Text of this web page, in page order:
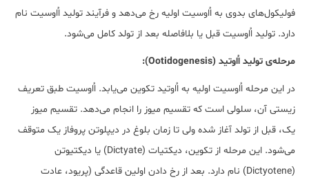
فولیکول‌های بدوی به اُاوسیت اولیه رخ می‌دهد و فرآیند تولید اُاوسیت نام
دارد. تولید اُاوسیت قبل یا بلافاصله بعد از تولد کامل می‌شود.
مرحله‌ی تولید اُاوتید‌ (Ootidogenesis):
در این مرحله اُاوسیت اولیه به اُاوتید تکوین می‌یابد. اُاوسیت طبق تعریف
زیستی آن، سلولی است که تقسیم میوز را انجام می‌دهد. تقسیم میوز
یک، قبل از تولد آغاز شده ولی تا زمان بلوغ در دیپلوتن پروفاز یک متوقف
می‌شود. این مرحله از تکوین، دیکتیات (Dictyate) یا دیکتیوتن
(Dictyotene) نام دارد. بعد از رخ دادن اولین قاعدگی (پریود، عادت